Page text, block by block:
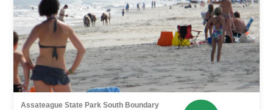
Assateague State Park South Boundary